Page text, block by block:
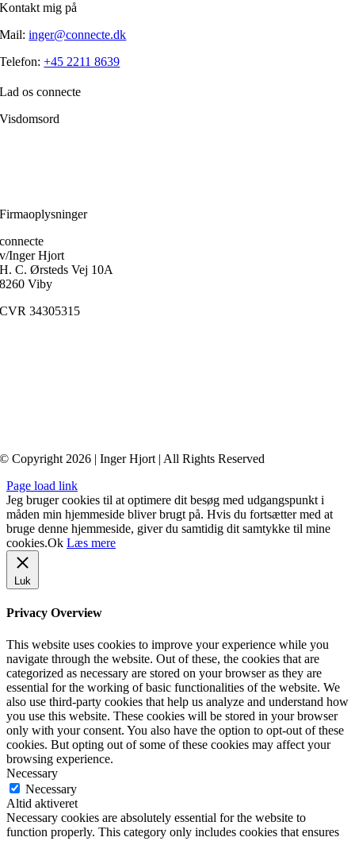
Kontakt mig på
Mail:inger@connecte.dk
Telefon:+45 2211 8639
Lad os connecte
Visdomsord
Firmaoplysninger
connecte
v/Inger Hjort
H. C. Ørsteds Vej 10A
8260 Viby
CVR 34305315
© Copyright 2026 | Inger Hjort | All Rights Reserved
Page load link
Jeg bruger cookies til at optimere dit besøg med udgangspunkt i
måden min hjemmeside bliver brugt på. Hvis du fortsætter med at
bruge denne hjemmeside, giver du samtidig dit samtykke til mine
cookies.Ok Læs mere
Luk
Privacy Overview
This website uses cookies to improve your experience while you
navigate through the website. Out of these, the cookies that are
categorized as necessary are stored on your browser as they are
essential for the working of basic functionalities of the website. We
also use third-party cookies that help us analyze and understand how
you use this website. These cookies will be stored in your browser
only with your consent. You also have the option to opt-out of these
cookies. But opting out of some of these cookies may affect your
browsing experience.
Necessary
Necessary
Altid aktiveret
Necessary cookies are absolutely essential for the website to
function properly. This category only includes cookies that ensures